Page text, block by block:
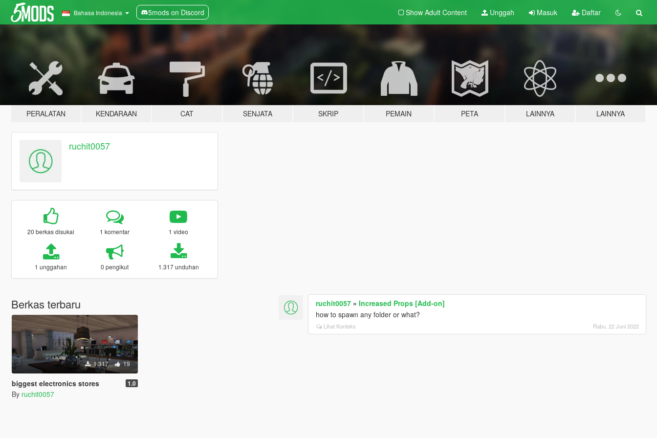
Bahasa Indonesia 5mods on Discord Show Adult Content Unggah Masuk Daftar
PERALATAN KENDARAAN CAT SENJATA SKRIP PEMAIN PETA LAINNYA LAINNYA
ruchit0057
20 berkas disukai 1 komentar 1 video
1 unggahan 0 pengikut 1.317 unduhan
Berkas terbaru
1.317 19
biggest electronics stores 1.0
By ruchit0057
ruchit0057 »Increased Props [Add-on]
how to spawn any folder or what?
Lihat Konteks Rabu, 22 Juni 2022